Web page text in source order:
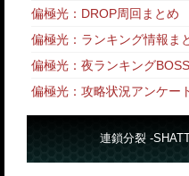
偏極光：DROP周回まとめ
偏極光：ランキング情報ま
偏極光：夜ランキング
偏極光：攻略状況アンケー
連鎖分裂 -